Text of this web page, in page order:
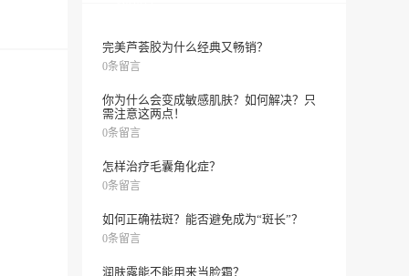
完美芦荟胶为什么经典又畅销？
0条留言
你为什么会变成敏感肌肤？如何解决？只
需注意这两点！
0条留言
怎样治疗毛囊角化症？
0条留言
如何正确祛斑？能否避免成为“斑长”？
0条留言
润肤露能不能用来当脸霜？